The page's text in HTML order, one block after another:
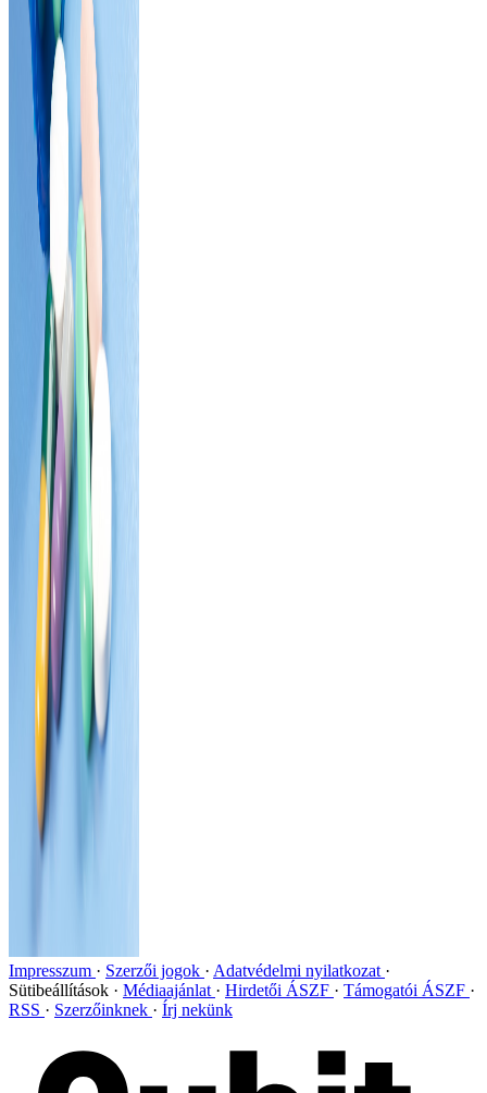
Impresszum Szerzői jogok
Adatvédelmi nyilatkozat
Sütibeállítások
Médiaajánlat Hirdetői ÁSZF
Támogatói ÁSZF
RSS
Szerzőinknek Írj nekünk